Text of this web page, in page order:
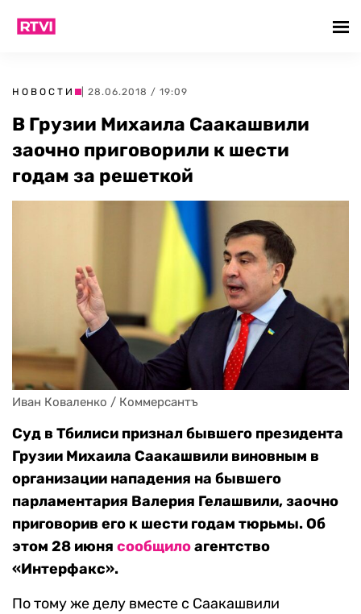
НОВОСТИ | 28.06.2018 / 19:09
В Грузии Михаила Саакашвили
заочно приговорили к шести
годам за решеткой
Иван Коваленко / Коммерсантъ
Суд в Тбилиси признал бывшего президента
Грузии Михаила Саакашвили виновным в
организации нападения на бывшего
парламентария Валерия Гелашвили, заочно
приговорив его к шести годам тюрьмы. Об
этом 28 июня сообщилоагентство
«Интерфакс».
По тому же делу вместе с Саакашвили